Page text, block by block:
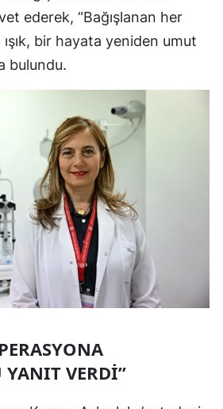
ederek, “Bağışlanan her
bir hayata yeniden umut
bulundu.
VERDI”